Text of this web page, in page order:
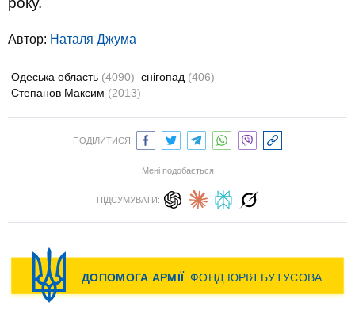
Автор: Наталя Джума
Одеська область (4090) снігопад (406)
Степанов Максим (2013)
ПОДІЛИТИСЯ:
Мені подобається
ПІДСУМУВАТИ: